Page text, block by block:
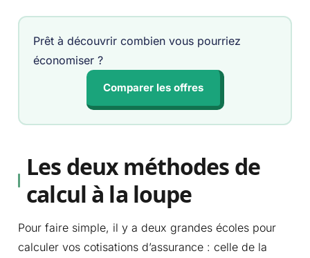
Prêt à découvrir combien vous pourriez
économiser ?
Comparer les offres
Les deux méthodes de
calcul à la loupe
Pour faire simple, il y a deux grandes écoles pour
calculer vos cotisations d’assurance : celle de la